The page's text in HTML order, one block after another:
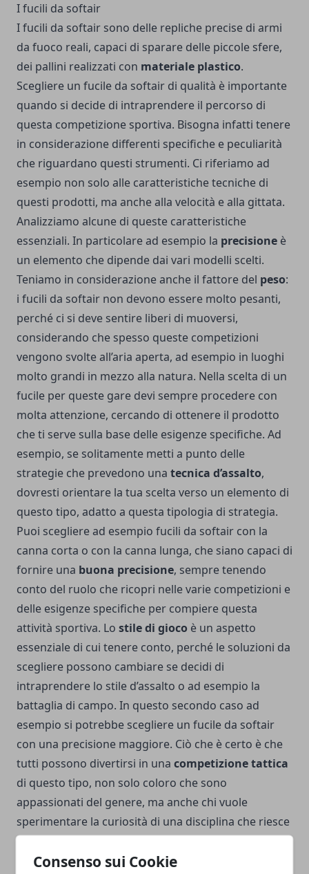
Consenso sui Cookie
I fucili da softair
I fucili da softair sono delle repliche precise di armi
da fuoco reali, capaci di sparare delle piccole sfere,
dei pallini realizzati con materiale plastico.
Scegliere un fucile da softair di qualità è importante
quando si decide di intraprendere il percorso di
questa competizione sportiva. Bisogna infatti tenere
in considerazione differenti specifiche e peculiarità
che riguardano questi strumenti. Ci riferiamo ad
esempio non solo alle caratteristiche tecniche di
questi prodotti, ma anche alla velocità e alla gittata.
Analizziamo alcune di queste caratteristiche
essenziali. In particolare ad esempio la precisione è
un elemento che dipende dai vari modelli scelti.
Teniamo in considerazione anche il fattore del peso:
i fucili da softair non devono essere molto pesanti,
perché ci si deve sentire liberi di muoversi,
considerando che spesso queste competizioni
vengono svolte all’aria aperta, ad esempio in luoghi
molto grandi in mezzo alla natura. Nella scelta di un
fucile per queste gare devi sempre procedere con
molta attenzione, cercando di ottenere il prodotto
che ti serve sulla base delle esigenze specifiche. Ad
esempio, se solitamente metti a punto delle
strategie che prevedono una tecnica d’assalto,
dovresti orientare la tua scelta verso un elemento di
questo tipo, adatto a questa tipologia di strategia.
Puoi scegliere ad esempio fucili da softair con la
canna corta o con la canna lunga, che siano capaci di
fornire una buona precisione, sempre tenendo
conto del ruolo che ricopri nelle varie competizioni e
delle esigenze specifiche per compiere questa
attività sportiva. Lo stile di gioco è un aspetto
essenziale di cui tenere conto, perché le soluzioni da
scegliere possono cambiare se decidi di
intraprendere lo stile d’assalto o ad esempio la
battaglia di campo. In questo secondo caso ad
esempio si potrebbe scegliere un fucile da softair
con una precisione maggiore. Ciò che è certo è che
tutti possono divertirsi in una competizione tattica
di questo tipo, non solo coloro che sono
appassionati del genere, ma anche chi vuole
sperimentare la curiosità di una disciplina che riesce
a coinvolgere sempre tantissime persone con la
possibilità di mettersi alla prova per il